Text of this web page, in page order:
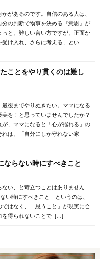
があるのです。自信のある人は、
分の判断で物事を決める『意思』が
っと、難しい言い方ですが、正面か
受け入れ、さらに考える、とい
ことをやり貫くのは難し
最後までやりぬきたい。ママになる
を！と思っていませんでしたか？
が、ママになると「心が揺れる」の
は、「自分にしか守れない家
らない時にすべきこと
い、と苛立つことはありません
時にすべきこと」というのは、
ではなく、「思うこと」が現実に合
を得られないことで […]